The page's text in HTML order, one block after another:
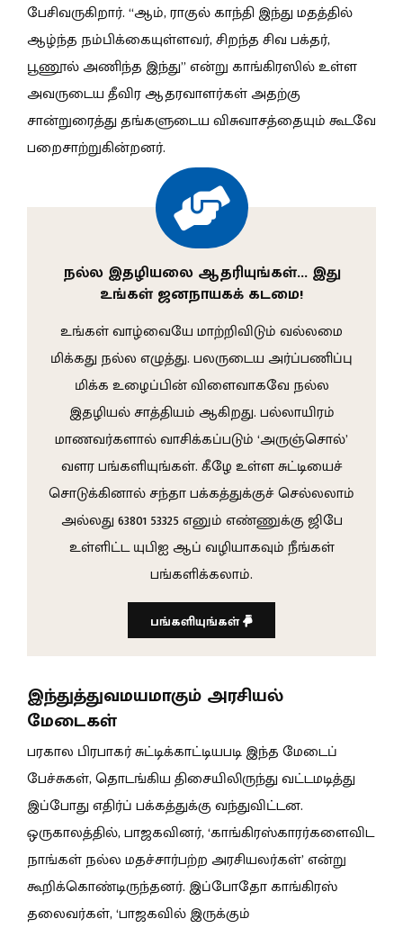
பேசிவருகிறார். “ஆம், ராகுல் காந்தி இந்து மதத்தில்
ஆழ்ந்த நம்பிக்கையுள்ளவர், சிறந்த சிவ பக்தர்,
பூணூல் அணிந்த இந்து” என்று காங்கிரஸில் உள்ள
அவருடைய தீவிர ஆதரவாளர்கள் அதற்கு
சான்றுரைத்து தங்களுடைய விசுவாசத்தையும் கூடவே
பறைசாற்றுகின்றனர்.
நல்ல இதழியலை ஆதரியுங்கள்… இது
உங்கள் ஜனநாயகக் கடமை!
உங்கள் வாழ்வையே மாற்றிவிடும் வல்லமை
மிக்கது நல்ல எழுத்து. பலருடைய அர்ப்பணிப்பு
மிக்க உழைப்பின் விளைவாகவே நல்ல
இதழியல் சாத்தியம் ஆகிறது. பல்லாயிரம்
மாணவர்களால் வாசிக்கப்படும் ‘அருஞ்சொல்’
வளர பங்களியுங்கள். கீழே உள்ள சுட்டியைச்
சொடுக்கினால் சந்தா பக்கத்துக்குச் செல்லலாம்
அல்லது 63801 53325 எனும் எண்ணுக்கு ஜிபே
உள்ளிட்ட யுபிஐ ஆப் வழியாகவும் நீங்கள்
பங்களிக்கலாம்.
பங்களியுங்கள்
இந்துத்துவமயமாகும் அரசியல்
மேடைகள்
பரகால பிரபாகர் சுட்டிக்காட்டியபடி இந்த மேடைப்
பேச்சுகள், தொடங்கிய திசையிலிருந்து வட்டமடித்து
இப்போது எதிர்ப் பக்கத்துக்கு வந்துவிட்டன.
ஒருகாலத்தில், பாஜகவினர், ‘காங்கிரஸ்காரர்களைவிட
நாங்கள் நல்ல மதச்சார்பற்ற அரசியலர்கள்’ என்று
கூறிக்கொண்டிருந்தனர். இப்போதோ காங்கிரஸ்
தலைவர்கள், ‘பாஜகவில் இருக்கும்